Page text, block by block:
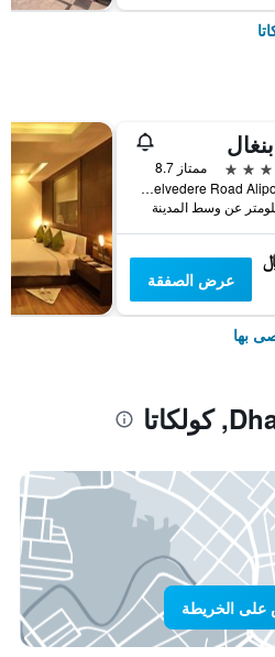
ممتاز 8.7
34 B Belvedere Road Alipore, كولكاتا, الهند
عرض الصفقة
بها
الخريطة